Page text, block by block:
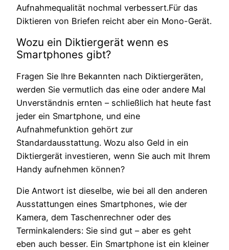
Aufnahmequalität nochmal verbessert.Für das
Diktieren von Briefen reicht aber ein Mono-Gerät.
Wozu ein Diktiergerät wenn es
Smartphones gibt?
Fragen Sie Ihre Bekannten nach Diktiergeräten,
werden Sie vermutlich das eine oder andere Mal
Unverständnis ernten – schließlich hat heute fast
jeder ein Smartphone, und eine
Aufnahmefunktion gehört zur
Standardausstattung. Wozu also Geld in ein
Diktiergerät investieren, wenn Sie auch mit Ihrem
Handy aufnehmen können?
Die Antwort ist dieselbe, wie bei all den anderen
Ausstattungen eines Smartphones, wie der
Kamera, dem Taschenrechner oder des
Terminkalenders: Sie sind gut – aber es geht
eben auch besser. Ein Smartphone ist ein kleiner